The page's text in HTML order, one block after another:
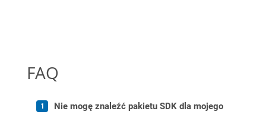
FAQ
Nie mogę znaleźć pakietu SDK dla mojego